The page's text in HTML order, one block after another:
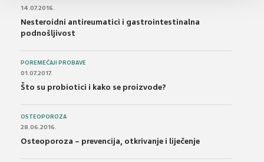
14.07.2016.
Nesteroidni antireumatici i gastrointestinalna
podnošljivost
POREMEĆAJI PROBAVE
01.07.2017.
Što su probiotici i kako se proizvode?
OSTEOPOROZA
28.06.2016.
Osteoporoza – prevencija, otkrivanje i liječenje